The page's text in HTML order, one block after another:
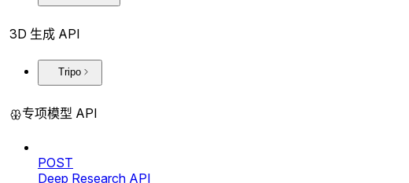
3D 生成 API
Tripo
专项模型 API
POST
Deep Research API